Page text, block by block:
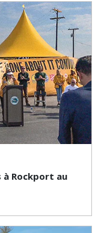
à Rockport au